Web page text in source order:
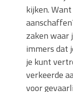
kijken.
zaken waar
immers dat
je kunt
verkeerde
voor